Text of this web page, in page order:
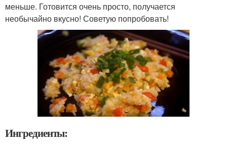
меньше. Готовится очень просто, получается
необычайно вкусно! Советую попробовать!
Ингредиенты: